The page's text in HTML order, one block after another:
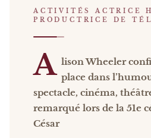
ACTIVITÉS ACTRICE
PRODUCTRICE DE
A lison Wheeler
place dans
spectacle, cinéma,
remarqué lors de la 51e
César